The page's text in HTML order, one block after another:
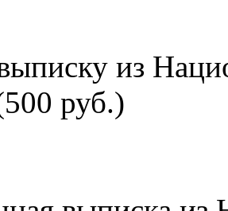
выписку из
руб.)